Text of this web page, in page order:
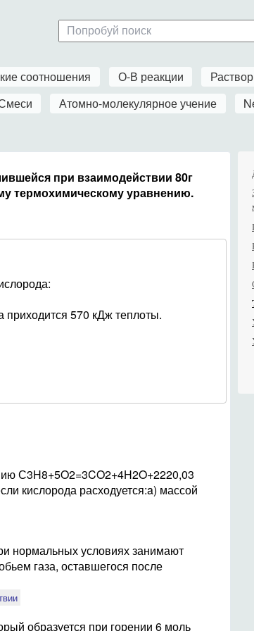
соотношения О-В реакции
Атомно-молекулярное учение
при взаимодействии 80г
термохимическому уравнению.
570 кДж теплоты.
С3H8+5O2=3CO2+4H2O+2220,03
кислорода расходуется:a) массой
нормальных условиях занимают
газа, оставшегося после
образуется при горении 6 моль